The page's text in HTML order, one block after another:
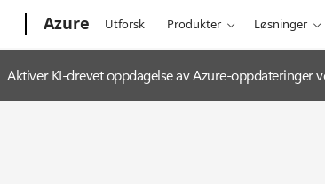
Azure Utforsk Produkter Løsninger
Aktiver KI-drevet oppdagelse av Azure-oppdateringer